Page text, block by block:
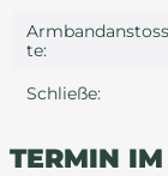
Te:
Schließe:
TERMIN